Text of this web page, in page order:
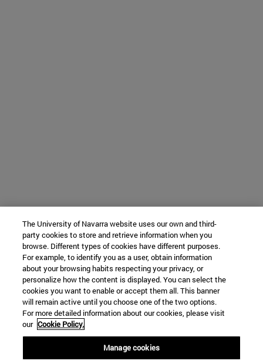
The University of Navarra website uses our own and third-
party cookies to store and retrieve information when you
browse. Different types of cookies have different purposes.
For example, to identify you as a user, obtain information
about your browsing habits respecting your privacy, or
personalize how the content is displayed. You can select the
cookies you want to enable or accept them all. This banner
will remain active until you choose one of the two options.
For more detailed information about our cookies, please visit
our Cookie Policy.
Manage cookies